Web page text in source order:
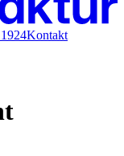
Kontakt